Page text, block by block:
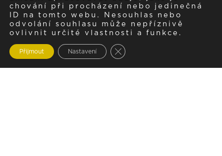
chování při procházení nebo jedinečná
ID na tomto webu. Nesouhlas nebo
odvolání souhlasu může nepříznivě
ovlivnit určité vlastnosti a funkce.
Přijmout Nastavení Zavřít cookie lištu GDPR